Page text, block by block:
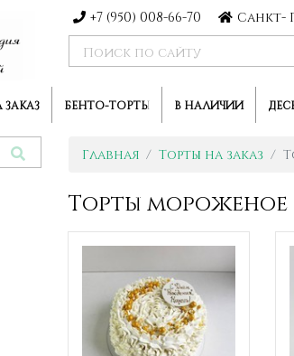
+7 (950) 008-66-70 Санкт-
БЕНТО-ТОРТЫ В НАЛИЧИИ
Главная Торты на заказ
Торты мороженое